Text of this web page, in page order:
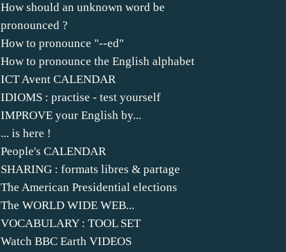
How should an unknown word be
pronounced ?
How to pronounce "--ed"
How to pronounce the English alphabet
ICT Avent CALENDAR
IDIOMS : practise - test yourself
IMPROVE your English by...
... is here !
People's CALENDAR
SHARING : formats libres & partage
The American Presidential elections
The WORLD WIDE WEB...
VOCABULARY : TOOL SET
Watch BBC Earth VIDEOS